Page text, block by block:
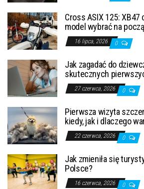
Cross ASIX 125:
model wybrać na
16 lipca, 2026 0
Jak zagadać do
skutecznych
27 czerwca, 2026 0
Pierwsza wizyta
kiedy, jak i dlaczego
22 czerwca, 2026 0
Jak zmieniła się
Polsce?
16 czerwca, 2026 0